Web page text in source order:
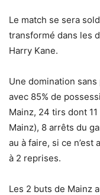
Le match se sera
transformé dans les
Harry Kane.
Une domination
avec 85% de
Mainz, 24 tirs dont
Mainz), 8 arrêts du
au à faire, si ce
à 2 reprises.
Les 2 buts de Mainz